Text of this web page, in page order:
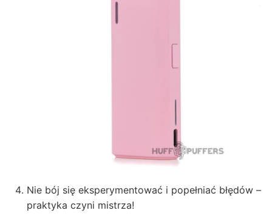
Nie bój się eksperymentować i popełniać błędów –
praktyka czyni mistrza!